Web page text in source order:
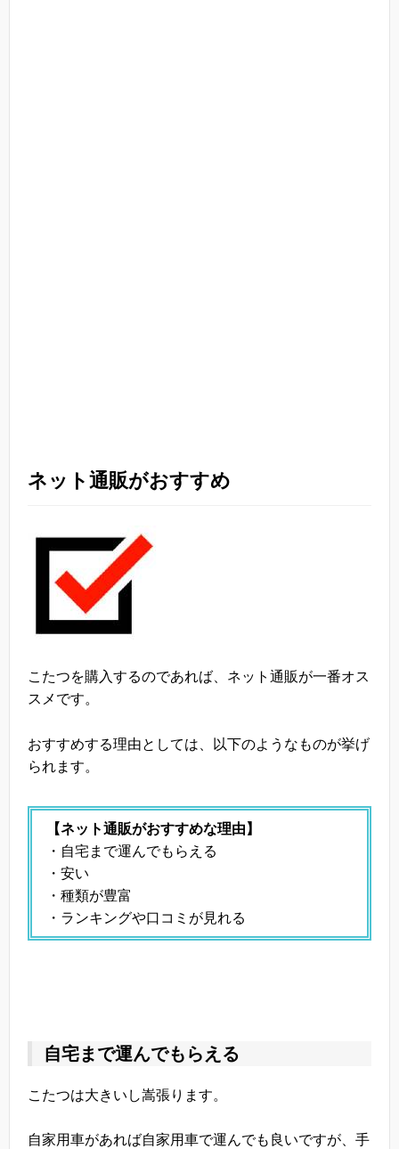
ネット通販がおすすめ
こたつを購入するのであれば、ネット通販が一番オス
スメです。
おすすめする理由としては、以下のようなものが挙げ
られます。
【ネット通販がおすすめな理由】
・自宅まで運んでもらえる
・安い
・種類が豊富
・ランキングや口コミが見れる
自宅まで運んでもらえる
こたつは大きいし嵩張ります。
自家用車があれば自家用車で運んでも良いですが、手